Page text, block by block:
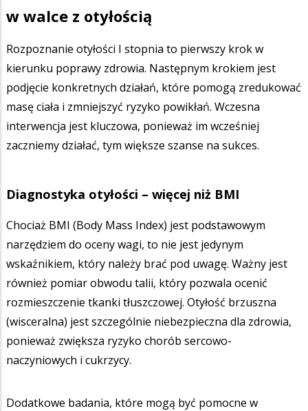
w walce z otyłością
Rozpoznanie otyłości I stopnia to pierwszy krok w
kierunku poprawy zdrowia. Następnym krokiem jest
podjęcie konkretnych działań, które pomogą zredukować
masę ciała i zmniejszyć ryzyko powikłań. Wczesna
interwencja jest kluczowa, ponieważ im wcześniej
zaczniemy działać, tym większe szanse na sukces.
Diagnostyka otyłości – więcej niż BMI
Chociaż BMI (Body Mass Index) jest podstawowym
narzędziem do oceny wagi, to nie jest jedynym
wskaźnikiem, który należy brać pod uwagę. Ważny jest
również pomiar obwodu talii, który pozwala ocenić
rozmieszczenie tkanki tłuszczowej. Otyłość brzuszna
(wisceralna) jest szczególnie niebezpieczna dla zdrowia,
ponieważ zwiększa ryzyko chorób sercowo-
naczyniowych i cukrzycy.
Dodatkowe badania, które mogą być pomocne w